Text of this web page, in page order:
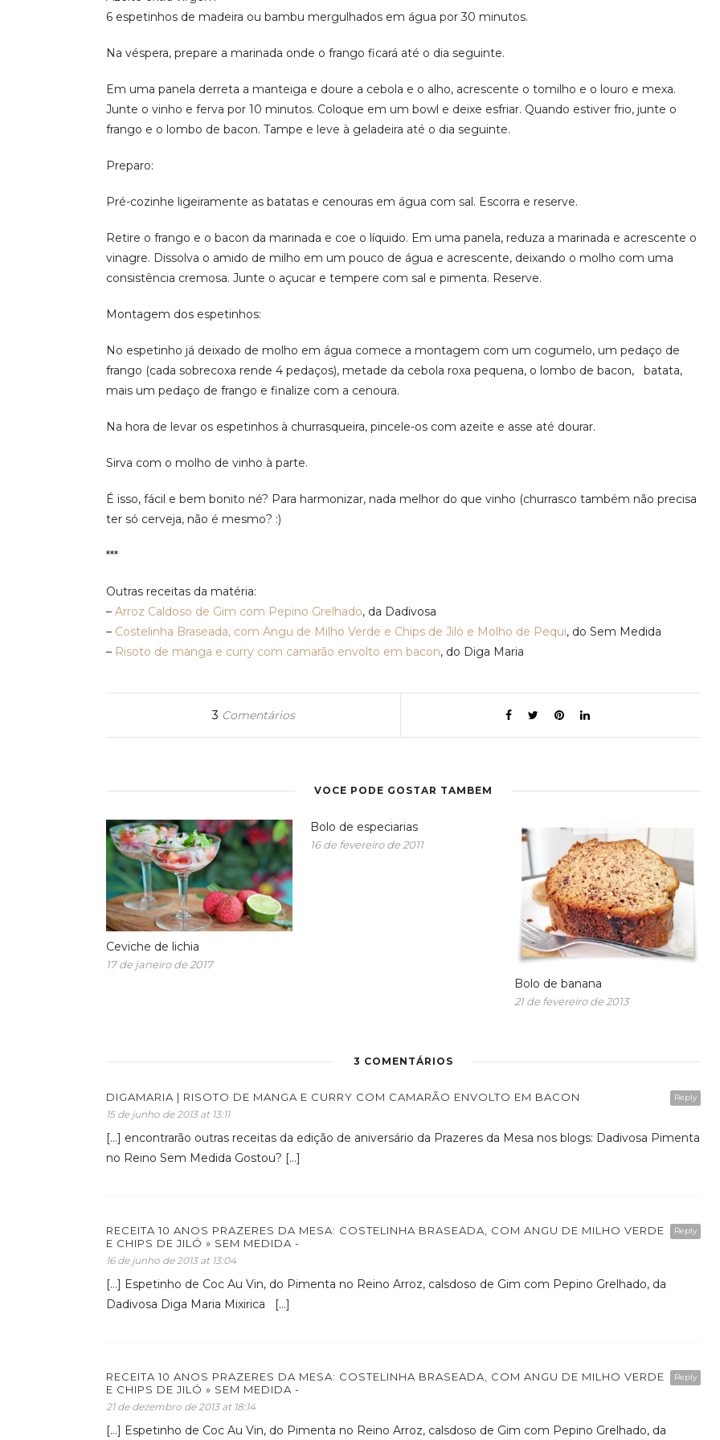
6 espetinhos de madeira ou bambu mergulhados em água por 30 minutos.
Na véspera, prepare a marinada onde o frango ficará até o dia seguinte.
Em uma panela derreta a manteiga e doure a cebola e o alho, acrescente o tomilho e o louro e mexa.
Junte o vinho e ferva por 10 minutos. Coloque em um bowl e deixe esfriar. Quando estiver frio, junte o
frango e o lombo de bacon. Tampe e leve à geladeira até o dia seguinte.
Preparo:
Pré-cozinhe ligeiramente as batatas e cenouras em água com sal. Escorra e reserve.
Retire o frango e o bacon da marinada e coe o líquido. Em uma panela, reduza a marinada e acrescente o
vinagre. Dissolva o amido de milho em um pouco de água e acrescente, deixando o molho com uma
consistência cremosa. Junte o açucar e tempere com sal e pimenta. Reserve.
Montagem dos espetinhos:
No espetinho já deixado de molho em água comece a montagem com um cogumelo, um pedaço de
frango (cada sobrecoxa rende 4 pedaços), metade da cebola roxa pequena, o lombo de bacon, batata,
mais um pedaço de frango e finalize com a cenoura.
Na hora de levar os espetinhos à churrasqueira, pincele-os com azeite e asse até dourar.
Sirva com o molho de vinho à parte.
É isso, fácil e bem bonito né? Para harmonizar, nada melhor do que vinho (churrasco também não precisa
ter só cerveja, não é mesmo? :)
***
Outras receitas da matéria:
– Arroz Caldoso de Gim com Pepino Grelhado, da Dadivosa
– Costelinha Braseada, com Angu de Milho Verde e Chips de Jiló e Molho de Pequi, do Sem Medida
– Risoto de manga e curry com camarão envolto em bacon, do Diga Maria
3 Comentários
VOCÊ PODE GOSTAR TAMBÉM
Ceviche de lichia
17 de janeiro de 2017
Bolo de especiarias
16 de fevereiro de 2011
Bolo de banana
21 de fevereiro de 2013
3 COMENTÁRIOS
Reply
DIGAMARIA | RISOTO DE MANGA E CURRY COM CAMARÃO ENVOLTO EM BACON
15 de junho de 2013 at 13:11
[…] encontrarão outras receitas da edição de aniversário da Prazeres da Mesa nos blogs: Dadivosa Pimenta
no Reino Sem Medida Gostou? […]
Reply
RECEITA 10 ANOS PRAZERES DA MESA: COSTELINHA BRASEADA, COM ANGU DE MILHO VERDE
E CHIPS DE JILÓ » SEM MEDIDA -
16 de junho de 2013 at 13:04
[…] Espetinho de Coc Au Vin, do Pimenta no Reino Arroz, calsdoso de Gim com Pepino Grelhado, da
Dadivosa Diga Maria Mixirica […]
Reply
RECEITA 10 ANOS PRAZERES DA MESA: COSTELINHA BRASEADA, COM ANGU DE MILHO VERDE
E CHIPS DE JILÓ » SEM MEDIDA -
21 de dezembro de 2013 at 18:14
[…] Espetinho de Coc Au Vin, do Pimenta no Reino Arroz, calsdoso de Gim com Pepino Grelhado, da